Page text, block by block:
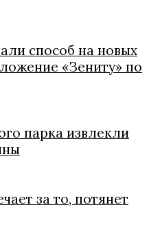
способ на новых
«Зениту» по
парка извлекли
за то, потянет